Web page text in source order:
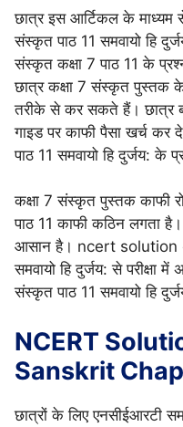
छात्र इस आर्टिकल के माध्यम
संस्कृत पाठ 11 समवायो हि
संस्कृत कक्षा 7 पाठ 11 के
छात्र कक्षा 7 संस्कृत पुस्तक के
तरीके से कर सकते हैं। छात्र
गाइड पर काफी पैसा खर्च
पाठ 11 समवायो हि दुर्जय: के
कक्षा 7 संस्कृत पुस्तक काफी
पाठ 11 काफी कठिन लगता
आसान है। ncert solution
समवायो हि दुर्जय: से
संस्कृत पाठ 11 समवायो हि
NCERT
Sanskrit
छात्रों के लिए एनसीईआरटी